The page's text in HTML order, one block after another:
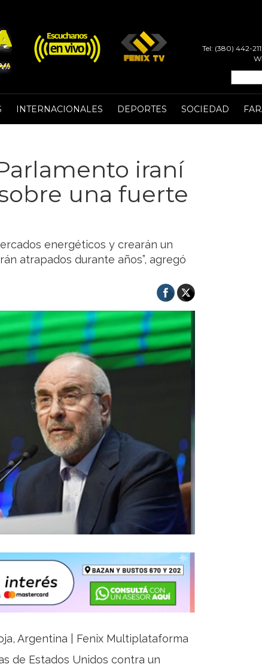
Tel: (380) 442-
INTERNACIONALES DEPORTES SOCIEDAD
iraní
una fuerte
energéticos y crearán un
atrapados durante años”, agregó
Argentina | Fenix Multiplataforma
de Estados Unidos contra un